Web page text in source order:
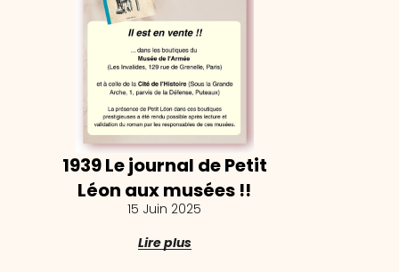
1939 Le journal de Petit
Léon aux musées !!
15 Juin 2025
Lire plus